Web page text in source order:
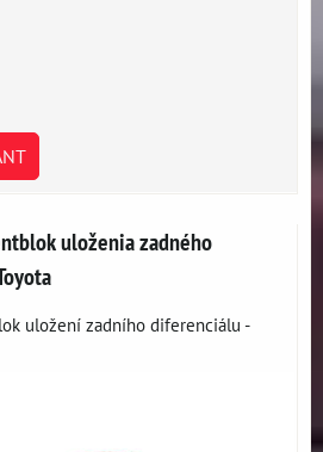
uloženia zadného
uložení zadního diferenciálu -